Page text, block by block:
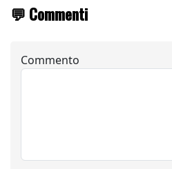
💬 Commenti